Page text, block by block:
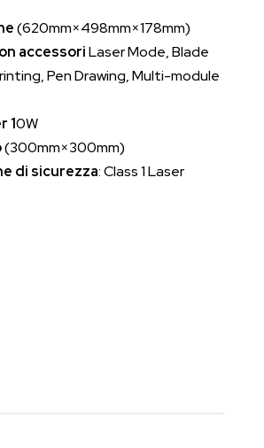
(620mm×498mm×178mm)
accessoriLaser Mode, Blade
Pen Drawing, Multi-module
10W
(300mm×300mm)
di sicurezza: Class 1 Laser